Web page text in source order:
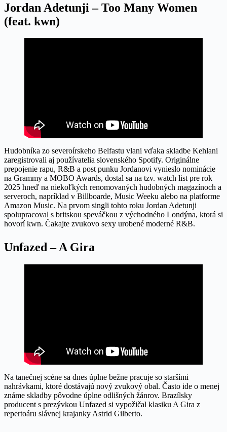
Jordan Adetunji – Too Many Women
(feat. kwn)
Hudobníka zo severoírskeho Belfastu vlani vďaka skladbe Kehlani
zaregistrovali aj používatelia slovenského Spotify. Originálne
prepojenie rapu, R&B a post punku Jordanovi vynieslo nominácie
na Grammy a MOBO Awards, dostal sa na tzv. watch list pre rok
2025 hneď na niekoľkých renomovaných hudobných magazínoch a
serveroch, napríklad v Billboarde, Music Weeku alebo na platforme
Amazon Music. Na prvom singli tohto roku Jordan Adetunji
spolupracoval s britskou speváčkou z východného Londýna, ktorá si
hovorí kwn. Čakajte zvukovo sexy urobené moderné R&B.
Unfazed – A Gira
Na tanečnej scéne sa dnes úplne bežne pracuje so staršími
nahrávkami, ktoré dostávajú nový zvukový obal. Často ide o menej
známe skladby pôvodne úplne odlišných žánrov. Brazílsky
producent s prezývkou Unfazed si vypožičal klasiku A Gira z
repertoáru slávnej krajanky Astrid Gilberto.